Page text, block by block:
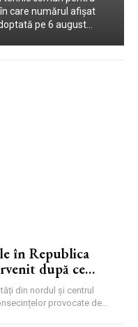
în Republica
după ce
deteriorat
din nordul și centrul
provocate de
care numărul afișat
pe 6 august...